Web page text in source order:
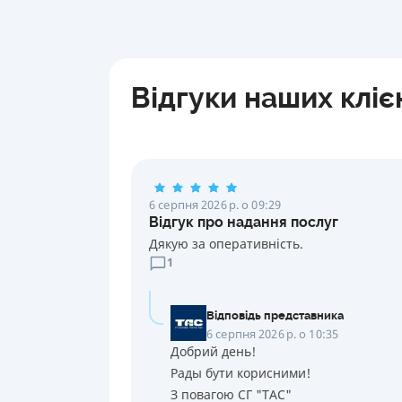
Відгуки наших
6 серпня 2026 р. о 09:29
Відгук про надання послуг
Дякую за оперативність.
1
Відповідь представника
6 серпня 2026 р. о 10:35
Добрий день!
Рады бути корисними!
З повагою СГ "ТАС"